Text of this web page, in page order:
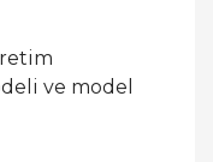
ve model